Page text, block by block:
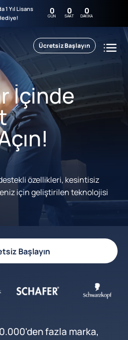
1 Yıl Lisans
0
GÜN 0
SAAT 0
DAKIKA
Ücretsiz Başlayın
İçinde
özellikleri, kesintisiz
için geliştirilen teknolojisi
Başlayın
fazla marka,